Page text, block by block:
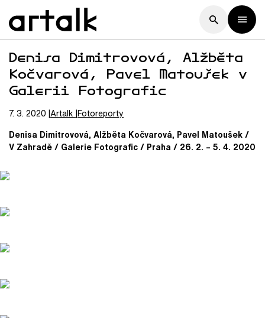
Denisa Dimitrovová, Alžběta
Kočvarová, Pavel Matoušek v
Galerii Fotografic
7. 3. 2020 Artalk Fotoreporty
Denisa Dimitrovová, Alžběta Kočvarová, Pavel Matoušek /
V Zahradě / Galerie Fotografic / Praha / 26. 2. – 5. 4. 2020